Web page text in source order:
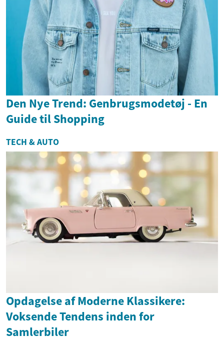
Den Nye Trend: Genbrugsmodetøj - En
Guide til Shopping
TECH & AUTO
Opdagelse af Moderne Klassikere:
Voksende Tendens inden for
Samlerbiler